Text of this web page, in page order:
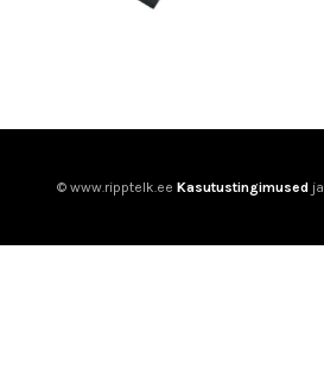
© www.ripptelk.ee Kasutustingimusedja